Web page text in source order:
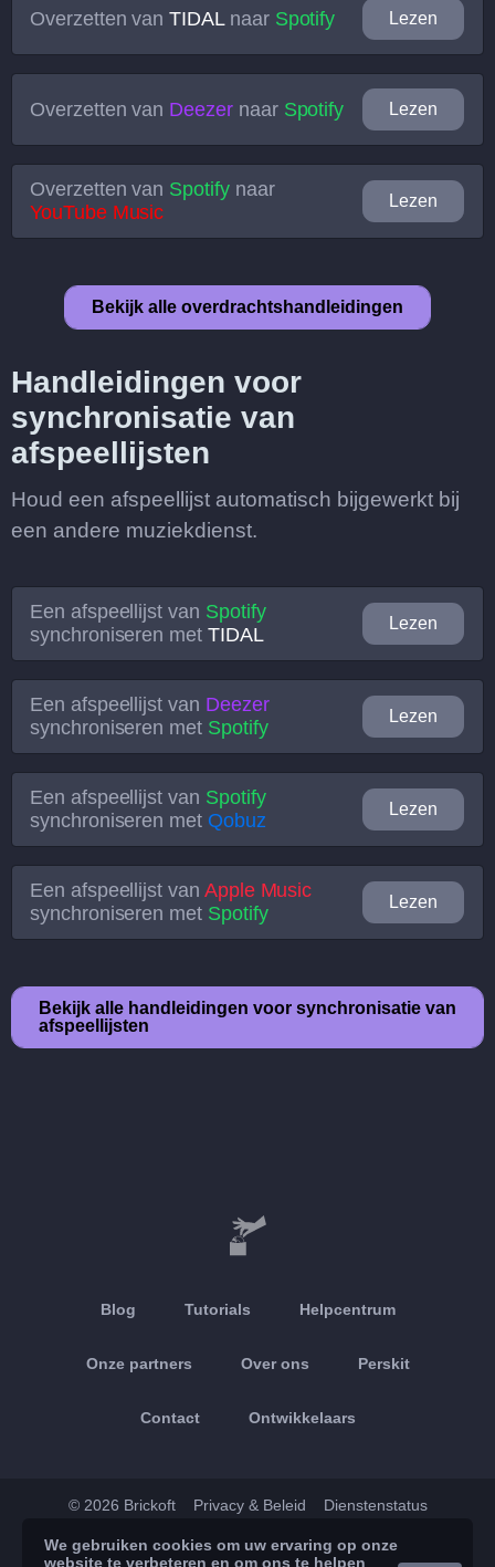
Overzetten vanTIDALnaar Spotify Lezen
Overzetten van Deezernaar Spotify Lezen
Overzetten van Spotifynaar
YouTube Music
Lezen
Bekijk alle overdrachtshandleidingen
Handleidingen voor
synchronisatie van
afspeellijsten
Houd een afspeellijst automatisch bijgewerkt bij
een andere muziekdienst.
Een afspeellijst van Spotify
synchroniseren met TIDAL
Lezen
Een afspeellijst van Deezer
synchroniseren met Spotify
Lezen
Een afspeellijst van Spotify
synchroniseren met Qobuz
Lezen
Een afspeellijst van Apple Music
synchroniseren met Spotify
Lezen
Bekijk alle handleidingen voor synchronisatie van
afspeellijsten
Blog Tutorials Helpcentrum
Onze partners Over ons Perskit
Contact Ontwikkelaars
© 2026 Brickoft Privacy & Beleid Dienstenstatus
App Store Google Play
We gebruiken cookies om uw ervaring op onze
website te verbeteren en om ons te helpen